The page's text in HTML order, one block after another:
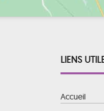
LIENS
Accueil